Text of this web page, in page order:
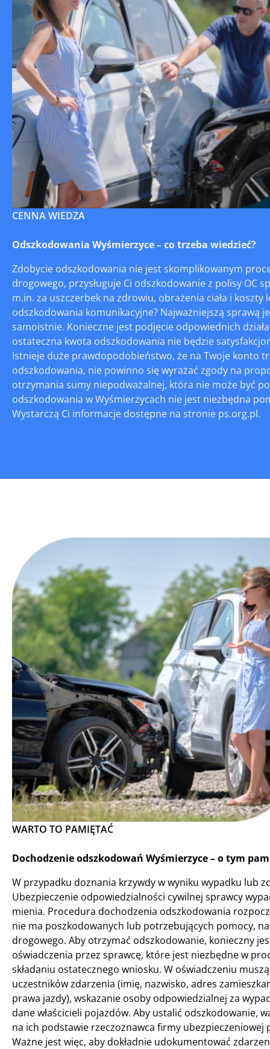
CENNA WIEDZA
Odszkodowania Wyśmierzyce – co trzeba wiedzieć?
Zdobycie odszkodowania nie jest skomplikowanym
drogowego, przysługuje Ci odszkodowanie z polisy OC
m.in. za uszczerbek na zdrowiu, obrażenia ciała i
odszkodowania komunikacyjne? Najważniejszą sprawą
samoistnie. Konieczne jest podjęcie odpowiednich
ostateczna kwota odszkodowania nie będzie
Istnieje duże prawdopodobieństwo, że na Twoje konto
odszkodowania, nie powinno się wyrażać zgody na
otrzymania sumy niepodważalnej, która nie może być
odszkodowania w Wyśmierzycach nie jest niezbędna
Wystarczą Ci informacje dostępne na stronie ps.org.pl.
WARTO TO PAMIĘTAĆ
Dochodzenie odszkodowań Wyśmierzyce – o tym
W przypadku doznania krzywdy w wyniku wypadku lub
Ubezpieczenie odpowiedzialności cywilnej sprawcy
mienia. Procedura dochodzenia odszkodowania
nie ma poszkodowanych lub potrzebujących pomocy,
drogowego. Aby otrzymać odszkodowanie, konieczny
oświadczenia przez sprawcę, które jest niezbędne w
składaniu ostatecznego wniosku. W oświadczeniu
uczestników zdarzenia (imię, nazwisko, adres
prawa jazdy), wskazanie osoby odpowiedzialnej za
dane właścicieli pojazdów. Aby ustalić odszkodowanie,
na ich podstawie rzeczoznawca firmy
Ważne jest więc, aby dokładnie udokumentować